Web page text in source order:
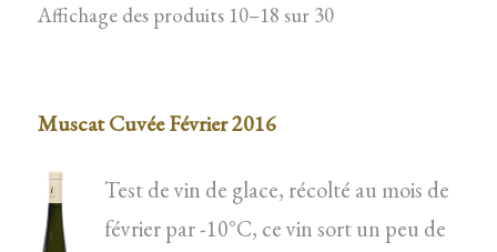
Affichage des produits 10–18 sur 30
Muscat Cuvée Février 2016
Test de vin de glace, récolté au mois de
février par -10°C, ce vin sort un peu de